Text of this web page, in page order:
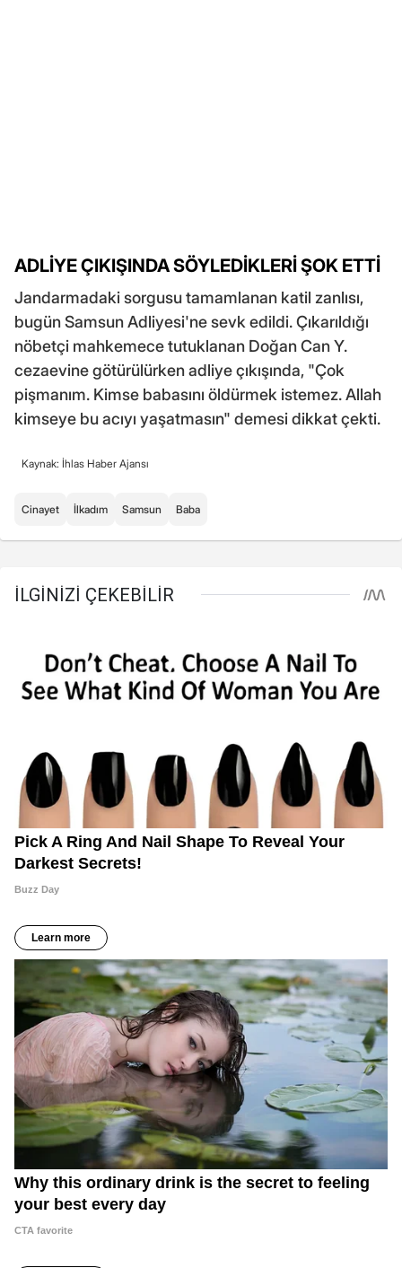
ADLİYE ÇIKIŞINDA SÖYLEDİKLERİ ŞOK ETTİ
Jandarmadaki sorgusu tamamlanan katil zanlısı,
bugün Samsun Adliyesi'ne sevk edildi. Çıkarıldığı
nöbetçi mahkemece tutuklanan Doğan Can Y.
cezaevine götürülürken adliye çıkışında, "Çok
pişmanım. Kimse babasını öldürmek istemez. Allah
kimseye bu acıyı yaşatmasın" demesi dikkat çekti.
Kaynak: İhlas Haber Ajansı
Cinayet İlkadım Samsun Baba